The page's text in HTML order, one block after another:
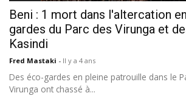
Beni : 1 mort dans l'altercation
gardes du Parc des Virunga et
Kasindi
Fred Mastaki - Il y a 4 ans
Des éco-gardes en pleine patrouille dans le
Virunga ont chassé à...